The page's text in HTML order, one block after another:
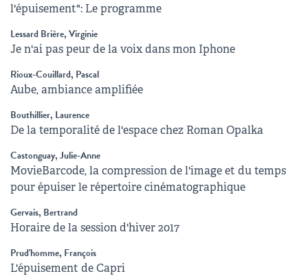
l'épuisement": Le programme
Lessard Brière, Virginie
Je n'ai pas peur de la voix dans mon Iphone
Rioux-Couillard, Pascal
Aube, ambiance amplifiée
Bouthillier, Laurence
De la temporalité de l'espace chez Roman Opalka
Castonguay, Julie-Anne
MovieBarcode, la compression de l'image et du temps
pour épuiser le répertoire cinématographique
Gervais, Bertrand
Horaire de la session d'hiver 2017
Prud'homme, François
L'épuisement de Capri